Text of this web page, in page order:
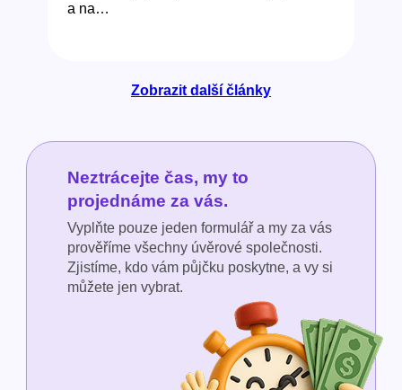
a na…
Zobrazit další články
Neztrácejte čas, my to
projednáme za vás.
Vyplňte pouze jeden formulář a my za vás
prověříme všechny úvěrové společnosti.
Zjistíme, kdo vám půjčku poskytne, a vy si
můžete jen vybrat.